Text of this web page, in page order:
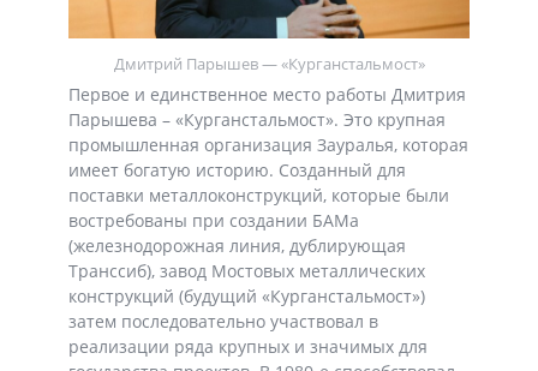
Дмитрий Парышев — «Курганстальмост»
Первое и единственное место работы Дмитрия
Парышева – «Курганстальмост». Это крупная
промышленная организация Зауралья, которая
имеет богатую историю. Созданный для
поставки металлоконструкций, которые были
востребованы при создании БАМа
(железнодорожная линия, дублирующая
Транссиб), завод Мостовых металлических
конструкций (будущий «Курганстальмост»)
затем последовательно участвовал в
реализации ряда крупных и значимых для